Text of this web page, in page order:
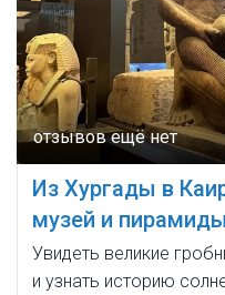
Из Хургады в
музей и
Увидеть великие
и узнать историю